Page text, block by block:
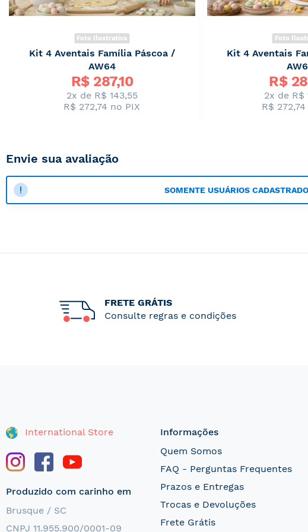
Foto Ilustrativa
Kit 4 Aventais Família Páscoa /
AW64
R$ 287,10
2x de R$ 143,55
R$ 272,74 no PIX
Foto
Kit 4 Aventais
R$
2x de R$
R$ 272,74
Envie sua avaliação
SOMENTE USUÁRIOS
FRETE GRÁTIS
Consulte regras e condições
International Store
Produzido com carinho em
Brusque / SC
CNPJ 11.955.900/0001-09
Informações
Quem Somos
FAQ - Perguntas Frequentes
Prazos e Entregas
Trocas e Devoluções
Frete Grátis